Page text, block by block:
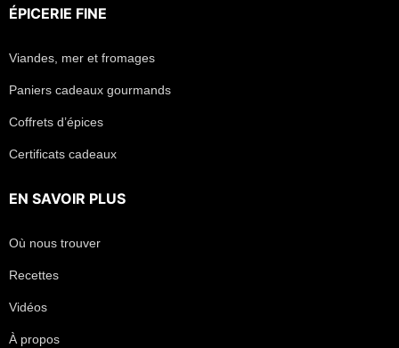
ÉPICERIE FINE
Viandes, mer et fromages
Paniers cadeaux gourmands
Coffrets d’épices
Certificats cadeaux
EN SAVOIR PLUS
Où nous trouver
Recettes
Vidéos
À propos